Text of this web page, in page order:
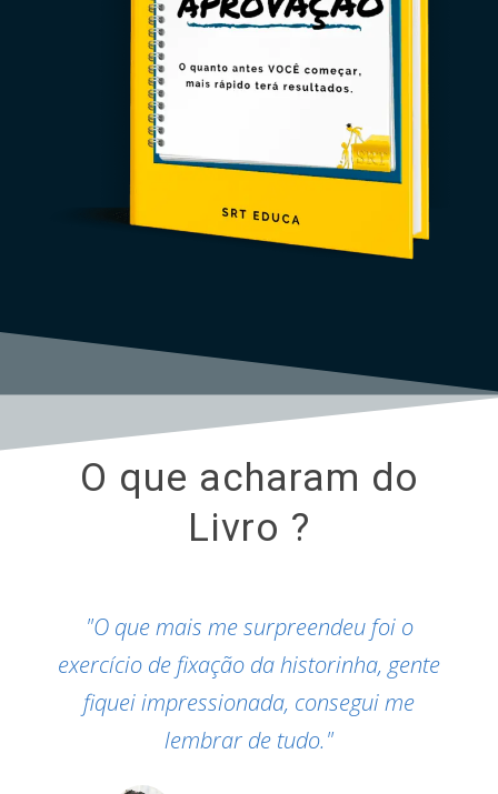
O que acharam do
Livro ?
"O que mais me surpreendeu foi o
exercício de fixação da historinha, gente
fiquei impressionada, consegui me
lembrar de tudo."